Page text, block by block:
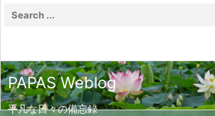
PAPAS Weblog
平凡な日々の備忘録